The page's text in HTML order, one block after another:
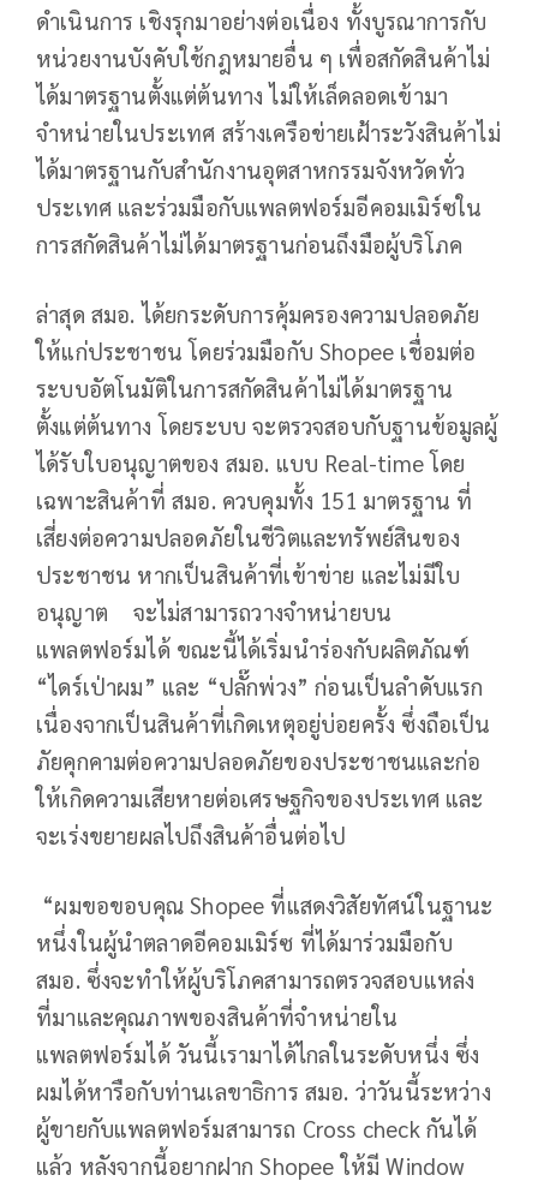
ดำเนินการ เชิงรุกมาอย่างต่อเนื่อง ทั้งบูรณาการกับ
หน่วยงานบังคับใช้กฎหมายอื่น ๆ เพื่อสกัดสินค้าไม่
ได้มาตรฐานตั้งแต่ต้นทาง ไม่ให้เล็ดลอดเข้ามา
จำหน่ายในประเทศ สร้างเครือข่ายเฝ้าระวังสินค้าไม่
ได้มาตรฐานกับสำนักงานอุตสาหกรรมจังหวัดทั่ว
ประเทศ และร่วมมือกับแพลตฟอร์มอีคอมเมิร์ซใน
การสกัดสินค้าไม่ได้มาตรฐานก่อนถึงมือผู้บริโภค
ล่าสุด สมอ. ได้ยกระดับการคุ้มครองความปลอดภัย
ให้แก่ประชาชน โดยร่วมมือกับ Shopee เชื่อมต่อ
ระบบอัตโนมัติในการสกัดสินค้าไม่ได้มาตรฐาน
ตั้งแต่ต้นทาง โดยระบบ จะตรวจสอบกับฐานข้อมูลผู้
ได้รับใบอนุญาตของ สมอ. แบบ Real-time โดย
เฉพาะสินค้าที่ สมอ. ควบคุมทั้ง 151 มาตรฐาน ที่
เสี่ยงต่อความปลอดภัยในชีวิตและทรัพย์สินของ
ประชาชน หากเป็นสินค้าที่เข้าข่าย และไม่มีใบ
อนุญาต จะไม่สามารถวางจำหน่ายบน
แพลตฟอร์มได้ ขณะนี้ได้เริ่มนำร่องกับผลิตภัณฑ์
“ไดร์เป่าผม” และ “ปลั๊กพ่วง” ก่อนเป็นลำดับแรก
เนื่องจากเป็นสินค้าที่เกิดเหตุอยู่บ่อยครั้ง ซึ่งถือเป็น
ภัยคุกคามต่อความปลอดภัยของประชาชนและก่อ
ให้เกิดความเสียหายต่อเศรษฐกิจของประเทศ และ
จะเร่งขยายผลไปถึงสินค้าอื่นต่อไป
“ผมขอขอบคุณ Shopee ที่แสดงวิสัยทัศน์ในฐานะ
หนึ่งในผู้นำตลาดอีคอมเมิร์ซ ที่ได้มาร่วมมือกับ
สมอ. ซึ่งจะทำให้ผู้บริโภคสามารถตรวจสอบแหล่ง
ที่มาและคุณภาพของสินค้าที่จำหน่ายใน
แพลตฟอร์มได้ วันนี้เรามาได้ไกลในระดับหนึ่ง ซึ่ง
ผมได้หารือกับท่านเลขาธิการ สมอ. ว่าวันนี้ระหว่าง
ผู้ขายกับแพลตฟอร์มสามารถ Cross check กันได้
แล้ว หลังจากนี้อยากฝาก Shopee ให้มี Window